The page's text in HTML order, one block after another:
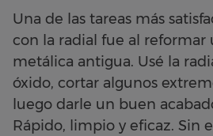
Una de las tareas más
con la radial fue al reformar
metálica antigua. Usé la
óxido, cortar algunos
luego darle un buen
Rápido, limpio y eficaz. Sin